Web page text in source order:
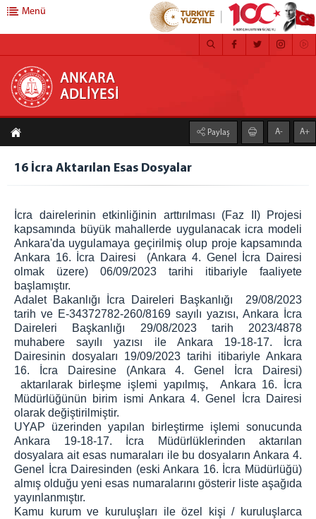
ANKARA ADLİYESİ
ANASAYFA
ADLİYEMİZ
MEDYA İLETİŞİM BÜROSU
BASIN DUYURULARI
FAALİYET RAPORU
CEZA İNFAZ KURUMLARI
MAHKEMELER
C. BAŞSAVCILIĞI
CUMHURİYET BAŞSAVCISI
KOMİSYON
İCRA DAİRELERİ BŞK.
İCRA DAİRELERİ BAŞKANLIĞI
İCRA DAİRELERİ IBAN NUMARALARI
İCRA DAİRELERİ AKTARILAN DOSYA LİSTELERİ
ANKARA İCRA DAİRELERİ-İLETİŞİM
ULAŞIM/İLETİŞİM
Menü
ANKARA
ADLİYESİ
Paylaş A- A+
16 İcra Aktarılan Esas Dosyalar
İcra dairelerinin etkinliğinin arttırılması (Faz II) Projesi
kapsamında büyük mahallerde uygulanacak icra modeli
Ankara'da uygulamaya geçirilmiş olup proje kapsamında
Ankara 16. İcra Dairesi (Ankara 4. Genel İcra Dairesi
olmak üzere) 06/09/2023 tarihi itibariyle faaliyete
başlamıştır.
Adalet Bakanlığı İcra Daireleri Başkanlığı 29/08/2023
tarih ve E-34372782-260/8169 sayılı yazısı, Ankara İcra
Daireleri Başkanlığı 29/08/2023 tarih 2023/4878
muhabere sayılı yazısı ile Ankara 19-18-17. İcra
Dairesinin dosyaları 19/09/2023 tarihi itibariyle Ankara
16. İcra Dairesine (Ankara 4. Genel İcra Dairesi)
aktarılarak birleşme işlemi yapılmış, Ankara 16. İcra
Müdürlüğünün birim ismi Ankara 4. Genel İcra Dairesi
olarak değiştirilmiştir.
UYAP üzerinden yapılan birleştirme işlemi sonucunda
Ankara 19-18-17. İcra Müdürlüklerinden aktarılan
dosyalara ait esas numaraları ile bu dosyaların Ankara 4.
Genel İcra Dairesinden (eski Ankara 16. İcra Müdürlüğü)
almış olduğu yeni esas numaralarını gösterir liste aşağıda
yayınlanmıştır.
Kamu kurum ve kuruluşları ile özel kişi / kuruluşlarca